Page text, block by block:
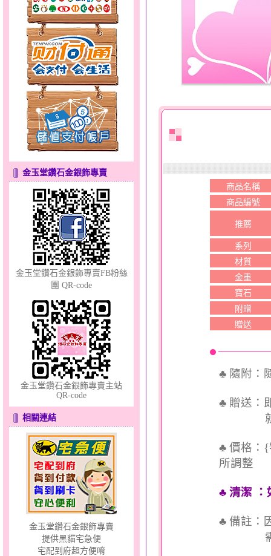
甜心女孩～金銀鋼女套鍊
幸福祈願～金銀鋼套鍊
只愛你～女黃金戒指
天真Rody～金銀鋼套鍊
金玉堂鑽石金銀飾專賣
金玉堂鑽石金銀飾專賣FB粉絲
團 QR-code
金玉堂鑽石金銀飾專賣主站
QR-code
相關連結
金玉堂鑽石金銀飾專賣
提供黑貓宅急便
宅配到府超方便唷
商品名稱
商品編號
推薦
系列
材質
金重
寶石
附贈
贈送
♣ 隨附：
♣ 贈送：
就送
♣ 價格：{
所調整
♣ 清潔 ：
♣ 備註：
需依實